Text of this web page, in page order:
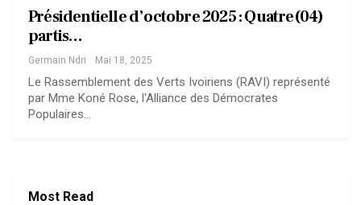
Présidentielle d’octobre 2025 : Quatre(04)
partis…
Germain Ndri Mai 18, 2025
Le Rassemblement des Verts Ivoiriens (RAVI) représenté
par Mme Koné Rose, l'Alliance des Démocrates
Populaires…
Most Read